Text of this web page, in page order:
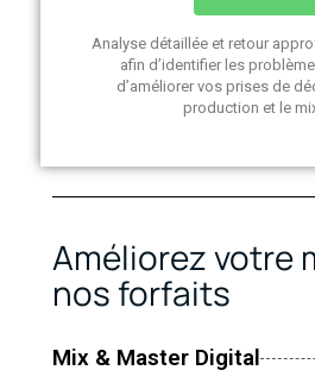
Analyse détaillée et retour
afin d’identifier les
d’améliorer vos prises de
production et le
Améliorez votre
nos forfaits
Mix & Master Digital